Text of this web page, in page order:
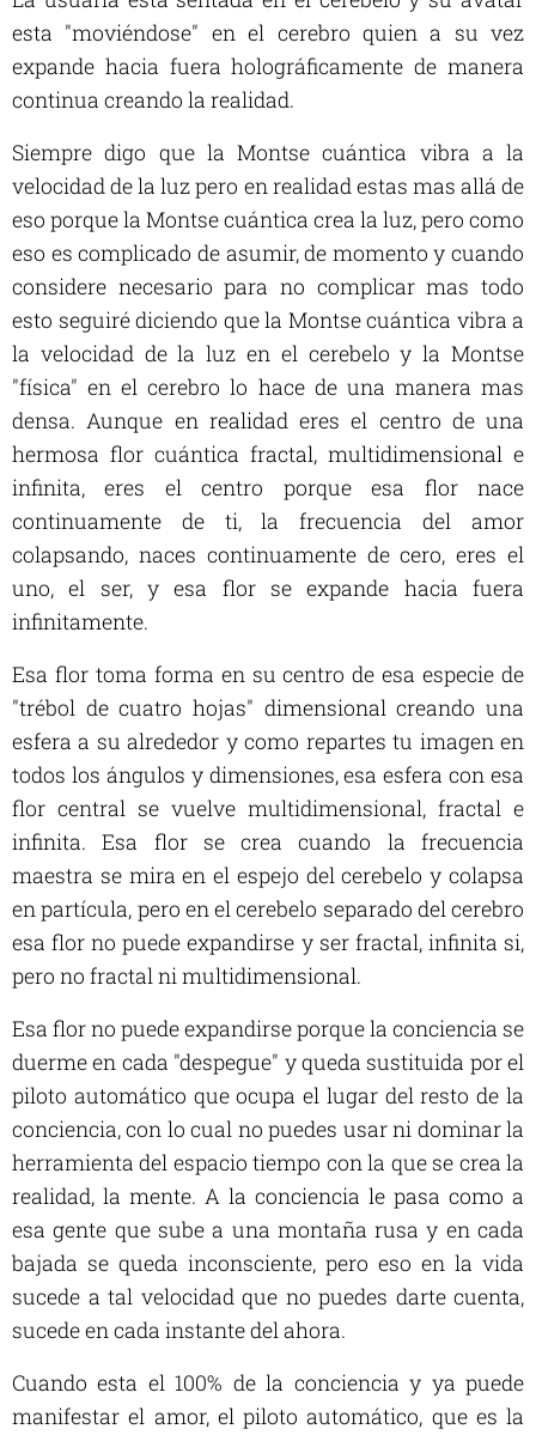
esta "moviéndose" en el cerebro quien a su vez
expande hacia fuera holográficamente de manera
continua creando la realidad.
Siempre digo que la Montse cuántica vibra a la
velocidad de la luz pero en realidad estas mas allá de
eso porque la Montse cuántica crea la luz, pero como
eso es complicado de asumir, de momento y cuando
considere necesario para no complicar mas todo
esto seguiré diciendo que la Montse cuántica vibra a
la velocidad de la luz en el cerebelo y la Montse
"física" en el cerebro lo hace de una manera mas
densa. Aunque en realidad eres el centro de una
hermosa flor cuántica fractal, multidimensional e
infinita, eres el centro porque esa flor nace
continuamente de ti, la frecuencia del amor
colapsando, naces continuamente de cero, eres el
uno, el ser, y esa flor se expande hacia fuera
infinitamente.
Esa flor toma forma en su centro de esa especie de
"trébol de cuatro hojas" dimensional creando una
esfera a su alrededor y como repartes tu imagen en
todos los ángulos y dimensiones, esa esfera con esa
flor central se vuelve multidimensional, fractal e
infinita. Esa flor se crea cuando la frecuencia
maestra se mira en el espejo del cerebelo y colapsa
en partícula, pero en el cerebelo separado del cerebro
esa flor no puede expandirse y ser fractal, infinita si,
pero no fractal ni multidimensional.
Esa flor no puede expandirse porque la conciencia se
duerme en cada "despegue" y queda sustituida por el
piloto automático que ocupa el lugar del resto de la
conciencia, con lo cual no puedes usar ni dominar la
herramienta del espacio tiempo con la que se crea la
realidad, la mente. A la conciencia le pasa como a
esa gente que sube a una montaña rusa y en cada
bajada se queda inconsciente, pero eso en la vida
sucede a tal velocidad que no puedes darte cuenta,
sucede en cada instante del ahora.
Cuando esta el 100% de la conciencia y ya puede
manifestar el amor, el piloto automático, que es la